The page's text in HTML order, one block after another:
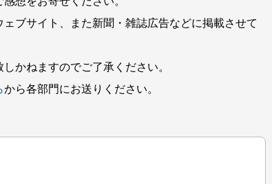
ブサイト、また新聞・雑誌広告などに掲載させて
かねますのでご了承ください。
から各部門にお送りください。